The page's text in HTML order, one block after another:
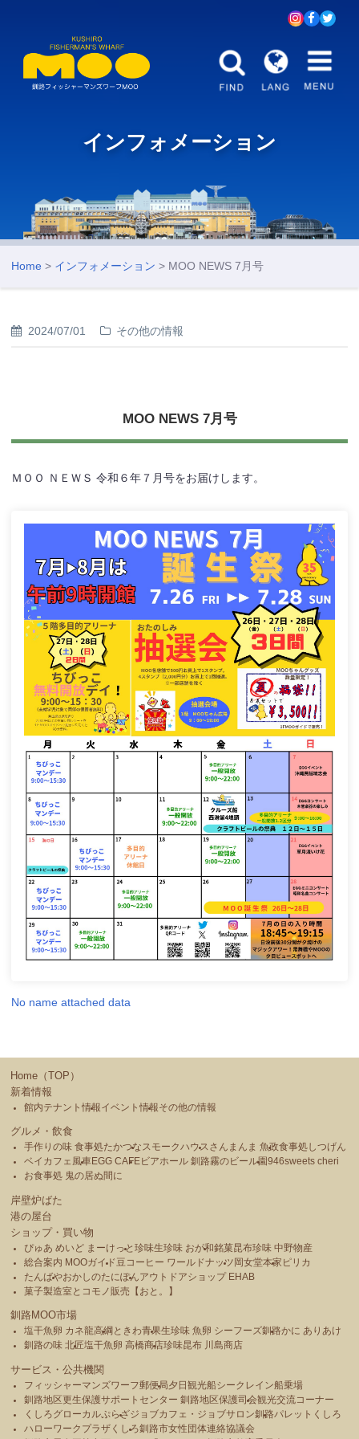
インフォメーション
Home > インフォメーション > MOO NEWS 7月号
2024/07/01 その他の情報
MOO NEWS 7月号
ＭＯＯ ＮＥＷＳ 令和６年７月号をお届けします。
No name attached data
Home（TOP）
新着情報
館内テナント情報イベント情報その他の情報
グルメ・飲食
手作りの味 食事処たかつなスモークハウスさんまんま 魚政食事処しつげん
ベイカフェ風車EGG CAFE ビアホール 釧路霧のビール園946sweets cheri
お食事処 鬼の居ぬ間に
岸壁炉ばた
港の屋台
ショップ・買い物
ぴゅあ めいど まーけっと珍味生珍味 おが和銘菓昆布珍味 中野物産
総合案内 MOOガイド豆コーヒー ワールドナッツ 岡女堂本家 ピリカ
たんばやおかしのたにぽんアウトドアショップ EHAB
菓子製造室とコモノ販売【おと。】
釧路MOO市場
塩干魚卵 カネ龍高綱 ときわ青果生珍味 魚卵 シーフーズ釧路かに ありあけ
釧路の味 北匠塩干魚卵 高橋商店珍味昆布 川島商店
サービス・公共機関
フィッシャーマンズワーフ郵便局夕日観光船シークレイン船乗場
釧路地区更生保護サポートセンター 釧路地区保護司会観光交流コーナー
くしろグローカルぷらざジョブカフェ・ジョブサロン釧路パレットくしろ
ハローワークプラザくしろ釧路市女性団体連絡協議会